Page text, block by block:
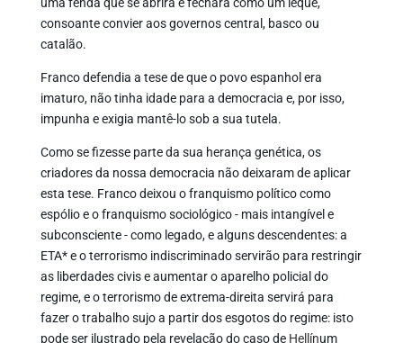
uma fenda que se abrirá e fechará como um leque,
consoante convier aos governos central, basco ou
catalão.
Franco defendia a tese de que o povo espanhol era
imaturo, não tinha idade para a democracia e, por isso,
impunha e exigia mantê-lo sob a sua tutela.
Como se fizesse parte da sua herança genética, os
criadores da nossa democracia não deixaram de aplicar
esta tese. Franco deixou o franquismo político como
espólio e o franquismo sociológico - mais intangível e
subconsciente - como legado, e alguns descendentes: a
ETA* e o terrorismo indiscriminado servirão para restringir
as liberdades civis e aumentar o aparelho policial do
regime, e o terrorismo de extrema-direita servirá para
fazer o trabalho sujo a partir dos esgotos do regime: isto
pode ser ilustrado pela revelação do caso de Hellínum